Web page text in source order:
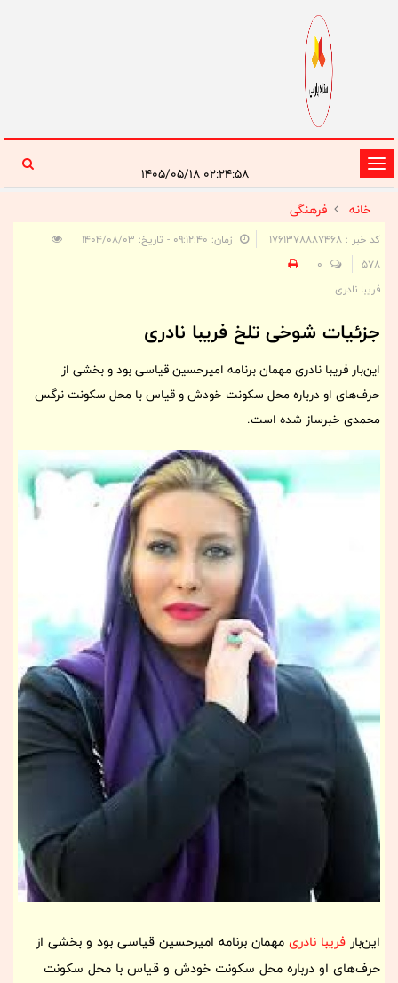
تغییر
وضعیت
ناوبری
خانه
فرهنگی
کد خبر : 1761378887468
زمان: ۰۹:۱۲:۴۰ - تاریخ: ۱۴۰۴/۰۸/۰۳
578
0
فریبا نادری
جزئیات شوخی تلخ فریبا نادری
این‌بار فریبا نادری مهمان برنامه امیرحسین قیاسی بود و بخشی از
حرف‌های او درباره محل سکونت خودش و قیاس با محل سکونت نرگس
محمدی خبرساز شده است.
این‌بار فریبا نادری مهمان برنامه امیرحسین قیاسی بود و بخشی از
حرف‌های او درباره محل سکونت خودش و قیاس با محل سکونت